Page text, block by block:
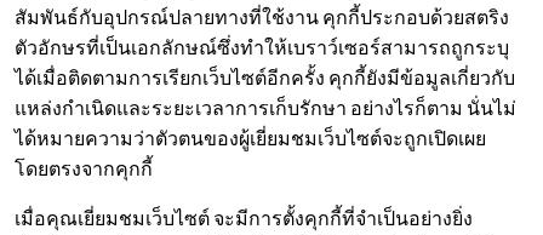
สัมพันธ์กับอุปกรณ์ปลายทางที่ใช้งาน คุกกี้ประกอบด้วยสตริง
ตัวอักษรที่เป็นเอกลักษณ์ซึ่งทำให้เบราว์เซอร์สามารถถูกระบุ
ได้เมื่อติดตามการเรียกเว็บไซต์อีกครั้ง คุกกี้ยังมีข้อมูลเกี่ยวกับ
แหล่งกำเนิดและระยะเวลาการเก็บรักษา อย่างไรก็ตาม นั่นไม่
ได้หมายความว่าตัวตนของผู้เยี่ยมชมเว็บไซต์จะถูกเปิดเผย
โดยตรงจากคุกกี้
เมื่อคุณเยี่ยมชมเว็บไซต์ จะมีการตั้งคุกกี้ที่จำเป็นอย่างยิ่ง